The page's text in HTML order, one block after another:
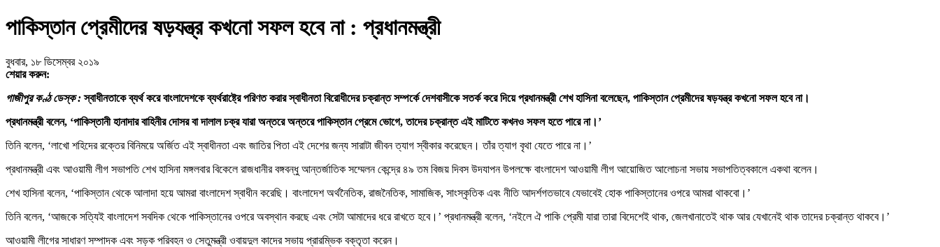
পাকিস্তান প্রেমীদের ষড়যন্ত্র কখনো সফল হবে না : প্রধানমন্ত্রী
বুধবার, ১৮ ডিসেম্বর ২০১৯
শেয়ার করুন:
গাজীপুর কণ্ঠ ডেস্ক :স্বাধীনতাকে ব্যর্থ করে বাংলাদেশকে ব্যর্থরাষ্ট্রে পরিণত করার স্বাধীনতা বিরোধীদের চক্রান্ত সম্পর্কে দেশবাসীকে সতর্ক করে দিয়ে প্রধানমন্ত্রী শেখ হাসিনা বলেছেন, পাকিস্তান প্রেমীদের ষড়যন্ত্র কখনো সফল হবে না।
প্রধানমন্ত্রী বলেন, ‘পাকিস্তানী হানাদার বাহিনীর দোসর বা দালাল চক্র যারা অন্তরে অন্তরে পাকিস্তান প্রেমে ভোগে, তাদের চক্রান্ত এই মাটিতে কখনও সফল হতে পারে না।’
তিনি বলেন, ‘লাখো শহিদের রক্তের বিনিময়ে অর্জিত এই স্বাধীনতা এবং জাতির পিতা এই দেশের জন্য সারাটা জীবন ত্যাগ স্বীকার করেছেন। তাঁর ত্যাগ বৃথা যেতে পারে না।’
প্রধানমন্ত্রী এবং আওয়ামী লীগ সভাপতি শেখ হাসিনা মঙ্গলবার বিকেলে রাজধানীর বঙ্গবন্ধু আন্তর্জাতিক সম্মেলন কেন্দ্রে ৪৯ তম বিজয় দিবস উদযাপন উপলক্ষে বাংলাদেশ আওয়ামী লীগ আয়োজিত আলোচনা সভায় সভাপতিত্বকালে একথা বলেন।
শেখ হাসিনা বলেন, ‘পাকিস্তান থেকে আলাদা হয়ে আমরা বাংলাদেশ স্বাধীন করেছি। বাংলাদেশ অর্থনৈতিক, রাজনৈতিক, সামাজিক, সাংস্কৃতিক এবং নীতি আদর্শগতভাবে যেভাবেই হোক পাকিস্তানের ওপরে আমরা থাকবো।’
তিনি বলেন, ‘আজকে সত্যিই বাংলাদেশ সবদিক থেকে পাকিস্তানের ওপরে অবস্থান করছে এবং সেটা আমাদের ধরে রাখতে হবে।’ প্রধানমন্ত্রী বলেন, ‘নইলে ঐ পাকি প্রেমী যারা তারা বিদেশেই থাক, জেলখানাতেই থাক আর যেখানেই থাক তাদের চক্রান্ত থাকবে।’
আওয়ামী লীগের সাধারণ সম্পাদক এবং সড়ক পরিবহন ও সেতুমন্ত্রী ওবায়দুল কাদের সভায় প্রারম্ভিক বক্তৃতা করেন।